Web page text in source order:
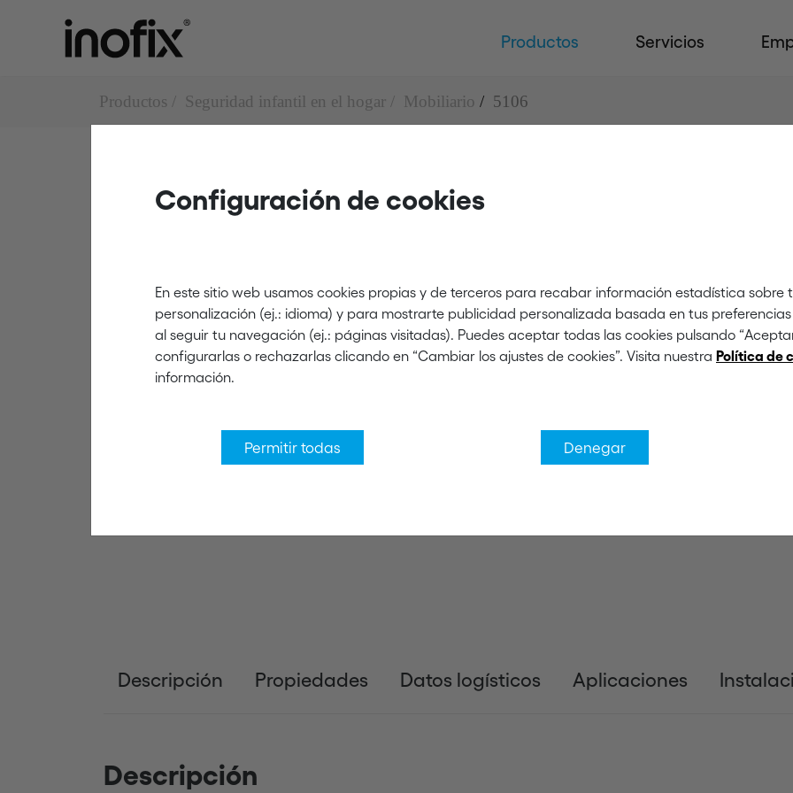
Configuración de cookies
En este sitio web usamos cookies propias y de terceros para recabar información estadística
personalización (ej.: idioma) y para mostrarte publicidad personalizada basada en tus
al seguir tu navegación (ej.: páginas visitadas). Puedes aceptar todas las cookies pulsando
configurarlas o rechazarlas clicando en “Cambiar los ajustes de cookies”. Visita nuestra Política de
información.
Permitir todas Denegar
Productos Servicios
Productos Seguridad infantil en el hogar Mobiliario 5106
Mobiliario
blanco
Descripción Propiedades Datos logísticos Aplicaciones
Descripción